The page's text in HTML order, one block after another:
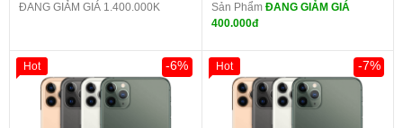
ĐANG GIẢM GIÁ 1.400.000K Sản Phẩm ĐANG GIẢM GIÁ
400.000đ
-6%
Hot -7%
Hot